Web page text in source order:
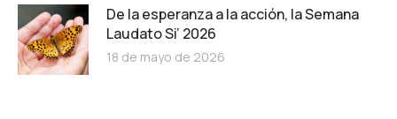
De la esperanza a la acción, la Semana
Laudato Si’ 2026
18 de mayo de 2026